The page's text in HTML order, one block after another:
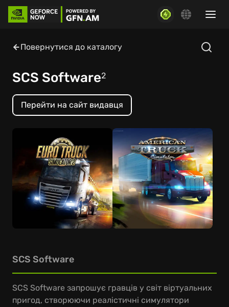
Повернутися до каталогу
SCS Software2
Перейти на сайт видавця
SCS Software
SCS Software запрошує гравців у світ віртуальних
пригод, створюючи реалістичні симулятори